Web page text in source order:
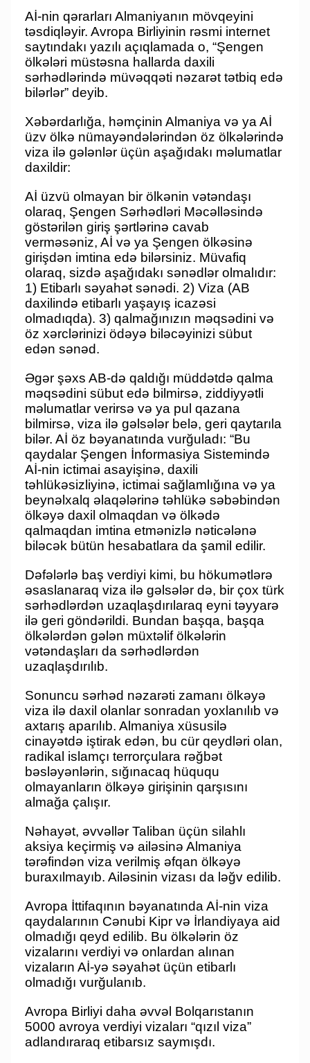
Aİ-nin qərarları Almaniyanın mövqeyini
təsdiqləyir. Avropa Birliyinin rəsmi internet
saytındakı yazılı açıqlamada o, “Şengen
ölkələri müstəsna hallarda daxili
sərhədlərində müvəqqəti nəzarət tətbiq edə
bilərlər” deyib.
Xəbərdarlığa, həmçinin Almaniya və ya Aİ
üzv ölkə nümayəndələrindən öz ölkələrində
viza ilə gələnlər üçün aşağıdakı məlumatlar
daxildir:
Aİ üzvü olmayan bir ölkənin vətəndaşı
olaraq, Şengen Sərhədləri Məcəlləsində
göstərilən giriş şərtlərinə cavab
verməsəniz, Aİ və ya Şengen ölkəsinə
girişdən imtina edə bilərsiniz. Müvafiq
olaraq, sizdə aşağıdakı sənədlər olmalıdır:
1) Etibarlı səyahət sənədi. 2) Viza (AB
daxilində etibarlı yaşayış icazəsi
olmadıqda). 3) qalmağınızın məqsədini və
öz xərclərinizi ödəyə biləcəyinizi sübut
edən sənəd.
Əgər şəxs AB-də qaldığı müddətdə qalma
məqsədini sübut edə bilmirsə, ziddiyyətli
məlumatlar verirsə və ya pul qazana
bilmirsə, viza ilə gəlsələr belə, geri qaytarıla
bilər. Aİ öz bəyanatında vurğuladı: “Bu
qaydalar Şengen İnformasiya Sistemində
Aİ-nin ictimai asayişinə, daxili
təhlükəsizliyinə, ictimai sağlamlığına və ya
beynəlxalq əlaqələrinə təhlükə səbəbindən
ölkəyə daxil olmaqdan və ölkədə
qalmaqdan imtina etmənizlə nəticələnə
biləcək bütün hesabatlara da şamil edilir.
Dəfələrlə baş verdiyi kimi, bu hökumətlərə
əsaslanaraq viza ilə gəlsələr də, bir çox türk
sərhədlərdən uzaqlaşdırılaraq eyni təyyarə
ilə geri göndərildi. Bundan başqa, başqa
ölkələrdən gələn müxtəlif ölkələrin
vətəndaşları da sərhədlərdən
uzaqlaşdırılıb.
Sonuncu sərhəd nəzarəti zamanı ölkəyə
viza ilə daxil olanlar sonradan yoxlanılıb və
axtarış aparılıb. Almaniya xüsusilə
cinayətdə iştirak edən, bu cür qeydləri olan,
radikal islamçı terrorçulara rəğbət
bəsləyənlərin, sığınacaq hüququ
olmayanların ölkəyə girişinin qarşısını
almağa çalışır.
Nəhayət, əvvəllər Taliban üçün silahlı
aksiya keçirmiş və ailəsinə Almaniya
tərəfindən viza verilmiş əfqan ölkəyə
buraxılmayıb. Ailəsinin vizası da ləğv edilib.
Avropa İttifaqının bəyanatında Aİ-nin viza
qaydalarının Cənubi Kipr və İrlandiyaya aid
olmadığı qeyd edilib. Bu ölkələrin öz
vizalarını verdiyi və onlardan alınan
vizaların Aİ-yə səyahət üçün etibarlı
olmadığı vurğulanıb.
Avropa Birliyi daha əvvəl Bolqarıstanın
5000 avroya verdiyi vizaları “qızıl viza”
adlandıraraq etibarsız saymışdı.